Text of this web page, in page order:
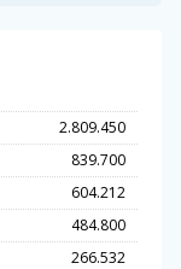
2.809.450
839.700
604.212
484.800
266.532